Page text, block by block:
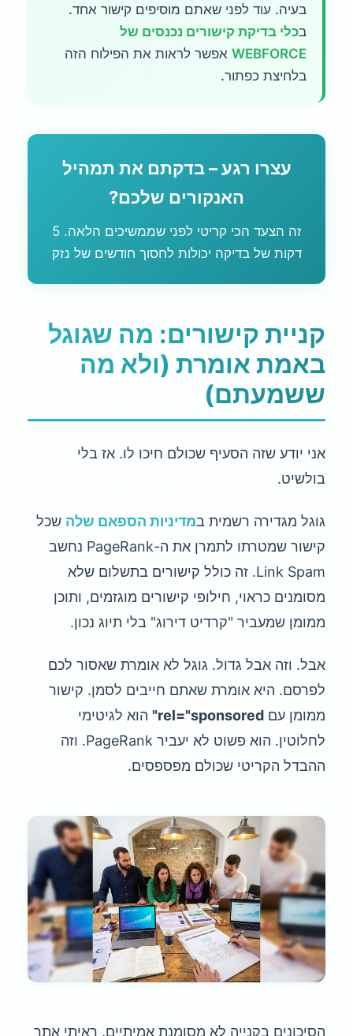
בעיה. עוד לפני שאתם מוסיפים קישור אחד.
בכלי בדיקת קישורים נכנסים של
WEBFORCE אפשר לראות את הפילוח הזה
בלחיצת כפתור.
עצרו רגע – בדקתם את תמהיל
האנקורים שלכם?
זה הצעד הכי קריטי לפני שממשיכים הלאה. 5
דקות של בדיקה יכולות לחסוך חודשים של נזק
קניית קישורים: מה שגוגל
באמת אומרת (ולא מה
ששמעתם)
אני יודע שזה הסעיף שכולם חיכו לו. אז בלי
בולשיט.
גוגל מגדירה רשמית במדיניות הספאם שלה שכל
קישור שמטרתו לתמרן את ה-PageRank נחשב
Link Spam. זה כולל קישורים בתשלום שלא
מסומנים כראוי, חילופי קישורים מוגזמים, ותוכן
ממומן שמעביר "קרדיט דירוג" בלי תיוג נכון.
אבל. וזה אבל גדול. גוגל לא אומרת שאסור לכם
לפרסם. היא אומרת שאתם חייבים לסמן. קישור
ממומן עם rel="sponsored"
הוא לגיטימי
לחלוטין. הוא פשוט לא יעביר PageRank. וזה
ההבדל הקריטי שכולם מפספסים.
הסיכונים בקנייה לא מסומנת אמיתיים. ראיתי אתר